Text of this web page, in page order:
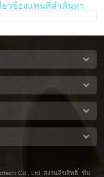
วข้องแทนที่คำค้นหา
Co., Ltd..สงวนลิขสิทธิ์. ขับ